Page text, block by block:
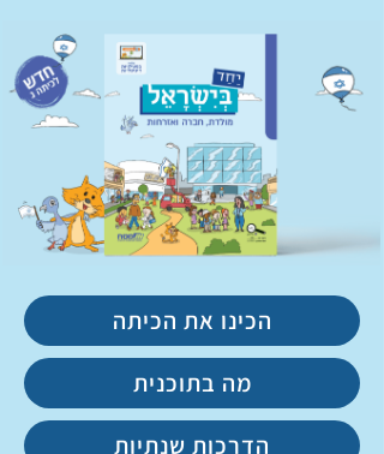
הכינו את הכיתה
מה בתוכנית
הדרכות שנתיות